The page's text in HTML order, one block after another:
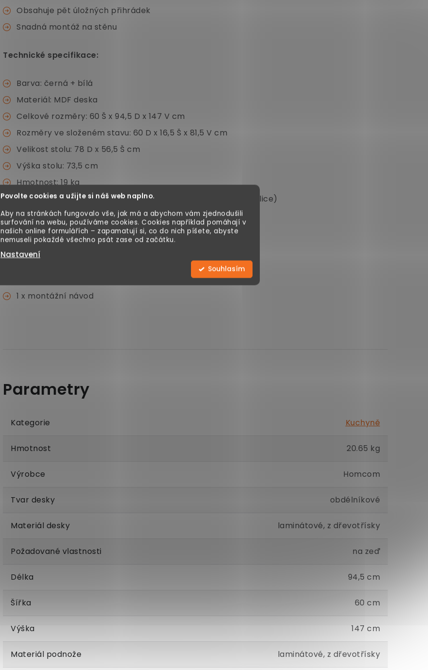
Povolte cookies a užijte si náš web naplno.
Aby na stránkách fungovalo vše, jak má a abychom vám zjednodušili
surfování na webu, používáme cookies. Cookies například pomáhají v
našich online formulářích – zapamatují si, co do nich píšete, abyste
nemuseli pokaždé všechno psát zase od začátku.
Nastavení
Souhlasím
Obsahuje pět úložných přihrádek
Snadná montáž na stěnu
Technické specifikace:
Barva: černá + bílá
Materiál: MDF deska
Celkové rozměry: 60 Š x 94,5 D x 147 V cm
Rozměry ve složeném stavu: 60 D x 16,5 Š x 81,5 V cm
Velikost stolu: 78 D x 56,5 Š cm
Výška stolu: 73,5 cm
Hmotnost: 19 kg
Nosnost: 30 kg (celkem), 20 kg (deska stolu), 5 kg (každá police)
Rozsah dodávky:
1 x montážní návod
Kategorie Kuchyně
Hmotnost 20.65 kg
Výrobce Homcom
Tvar desky obdélníkové
Materiál desky laminátové, z dřevotřísky
Požadované vlastnosti na zeď
Délka 94,5 cm
Šířka 60 cm
Výška 147 cm
Materiál podnože laminátové, z dřevotřísky